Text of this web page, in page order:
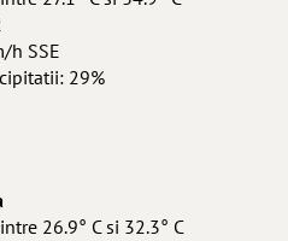
h SSE
29%
26.9° C si 32.3° C